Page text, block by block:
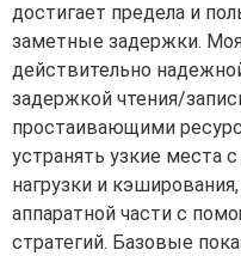
достигает предела и
заметные задержки.
действительно
задержкой чтения/
простаивающими
устранять узкие места
нагрузки и
аппаратной части с
стратегий. Базовые